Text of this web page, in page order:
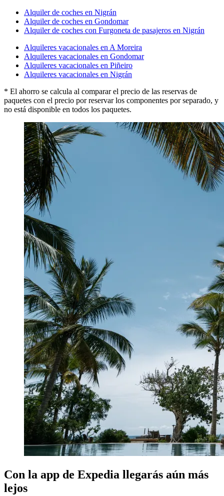
Alquiler de coches en Nigrán
Alquiler de coches en Gondomar
Alquiler de coches con Furgoneta de pasajeros en Nigrán
Alquileres vacacionales en A Moreira
Alquileres vacacionales en Gondomar
Alquileres vacacionales en Piñeiro
Alquileres vacacionales en Nigrán
* El ahorro se calcula al comparar el precio de las reservas de
paquetes con el precio por reservar los componentes por separado, y
no está disponible en todos los paquetes.
Con la app de Expedia llegarás aún más
lejos